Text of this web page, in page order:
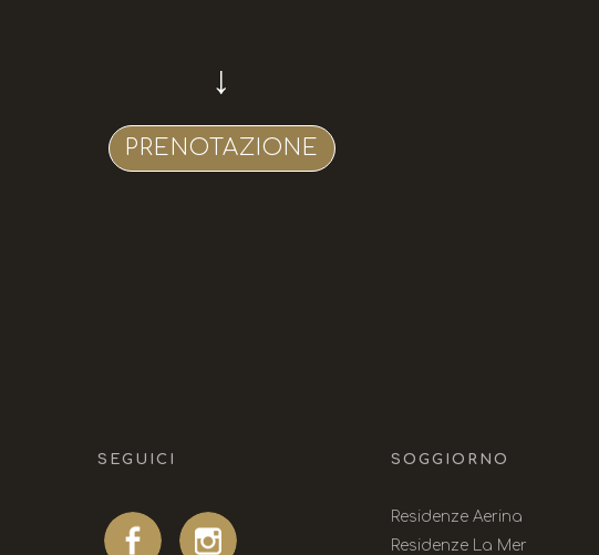
↓
PRENOTAZIONE
SEGUICI SOGGIORNO
Residenze Aerina
Residenze La Mer